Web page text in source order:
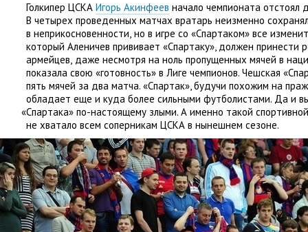
Голкипер ЦСКА Игорь Акинфеев начало чемпионата отстоял
В четырех проведенных матчах вратарь неизменно
в неприкосновенности, но в игре со «Спартаком» все
который Аленичев прививает «Спартаку», должен принести
армейцев, даже несмотря на ноль пропущенных мячей в
показала свою «готовность» в Лиге чемпионов. Чешская «
пять мячей за два матча. «Спартак», будучи похожим на
обладает еще и куда более сильными футболистами. Да и
«Спартака» по-настоящему злыми. А именно такой
не хватало всем соперникам ЦСКА в нынешнем сезоне.